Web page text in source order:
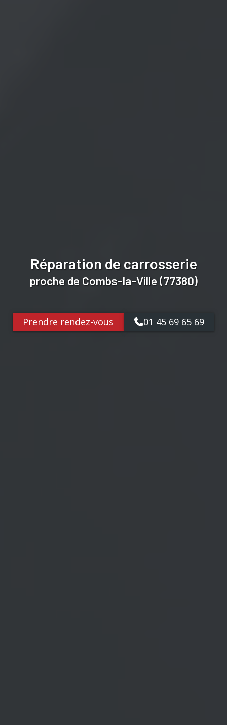
Réparation de carrosserie
proche de Combs-la-Ville (77380)
Prendre rendez-vous 01 45 69 65 69